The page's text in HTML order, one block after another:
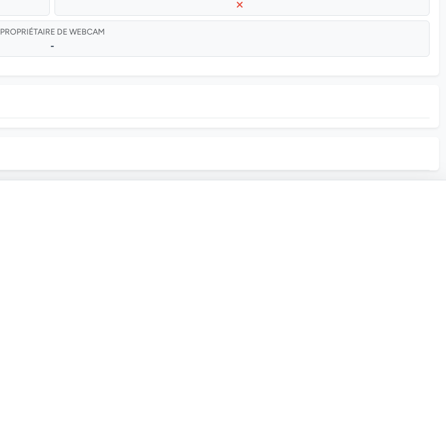
PROPRIÉTAIRE DE WEBCAM
-